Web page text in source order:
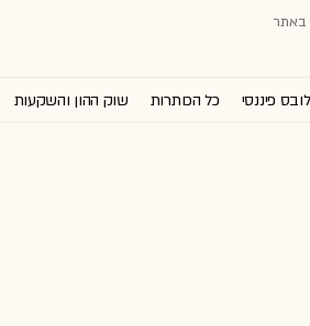
פיננסי כל הכותרות שוק ההון והשקעות